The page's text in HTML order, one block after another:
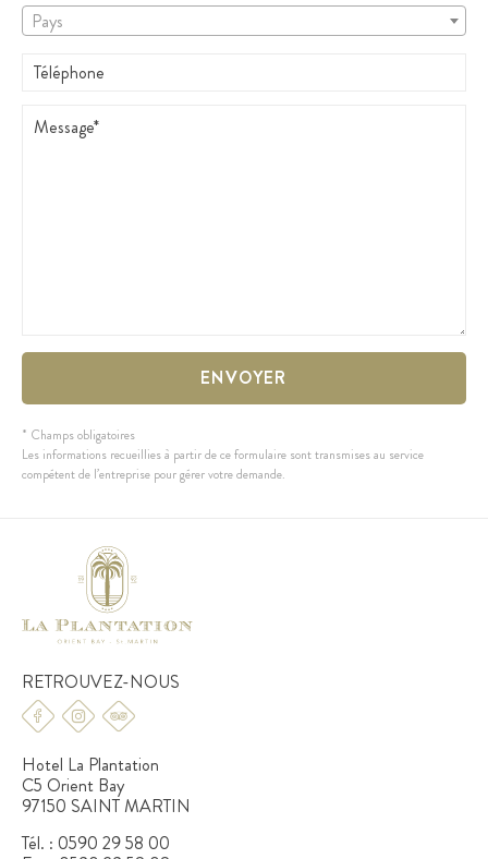
Pays
Pays
* Champs obligatoires
Les informations recueillies à partir de ce formulaire sont transmises au service
compétent de l’entreprise pour gérer votre demande.
RETROUVEZ-NOUS
Hotel La Plantation
C5 Orient Bay
97150 SAINT MARTIN
Tél. : 0590 29 58 00